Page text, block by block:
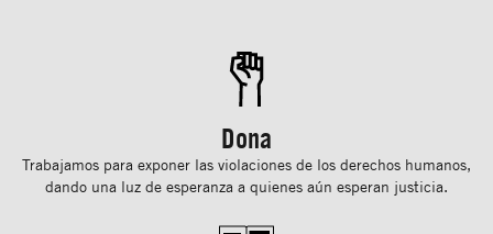
Dona
Trabajamos para exponer las violaciones de los derechos humanos,
dando una luz de esperanza a quienes aún esperan justicia.